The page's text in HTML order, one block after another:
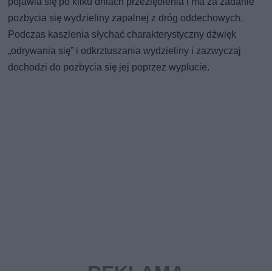
pozbycia się wydzieliny zapalnej z dróg oddechowych.
Podczas kaszlenia słychać charakterystyczny dźwięk
„odrywania się” i odkrztuszania wydzieliny i zazwyczaj
dochodzi do pozbycia się jej poprzez wyplucie.